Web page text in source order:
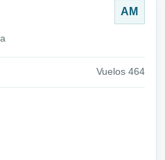
AM
Vuelos 464